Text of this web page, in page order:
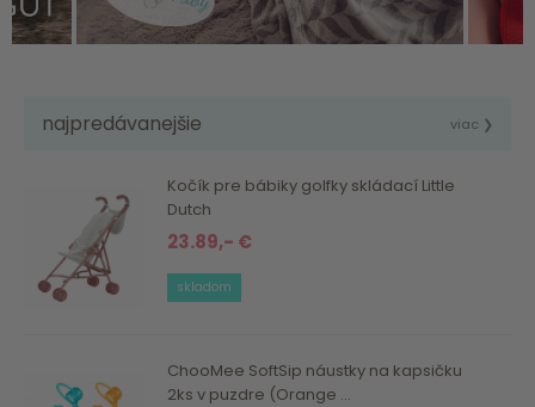
najpredávanejšie viac ❯
Kočík pre bábiky golfky skládací Little
Dutch
23.89,- €
skladom
ChooMee SoftSip náustky na kapsičku
2ks v puzdre (Orange ...